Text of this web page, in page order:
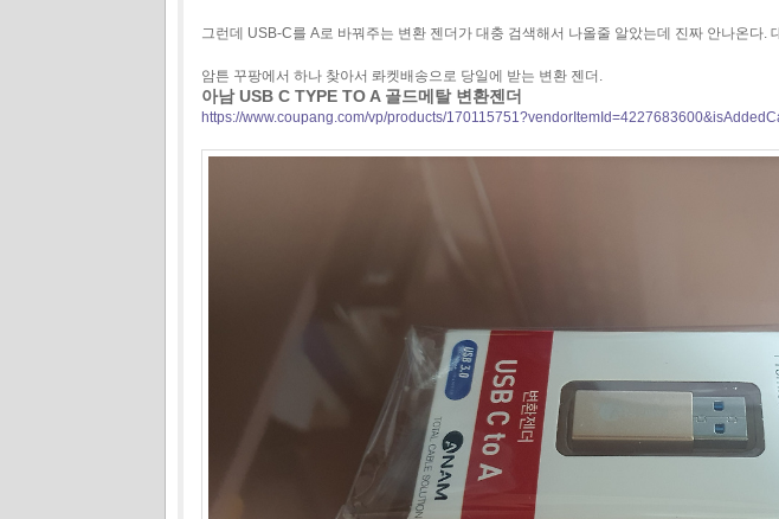
그런데 USB-C를 A로 바꿔주는 변환 젠더가 대충 검색해서 나올줄 알았는데 진짜 안나온다.
암튼 꾸팡에서 하나 찾아서 롸켓배송으로 당일에 받는 변환 젠더.
아남 USB C TYPE TO A 골드메탈 변환젠더
https://www.coupang.com/vp/products/